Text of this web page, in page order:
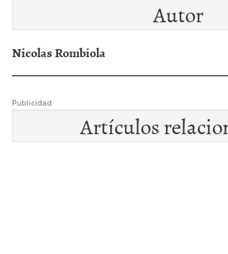
Autor
Nicolas Rombiola
Publicidad
Artículos